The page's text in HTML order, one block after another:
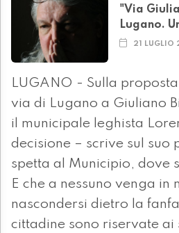
"Via
Lugano.
21 LUGLIO
LUGANO - Sulla
via di Lugano a Giuliano
il municipale leghista
decisione – scrive sul suo
spetta al Municipio, dove
E che a nessuno venga in
nascondersi dietro la
cittadine sono riservate ai